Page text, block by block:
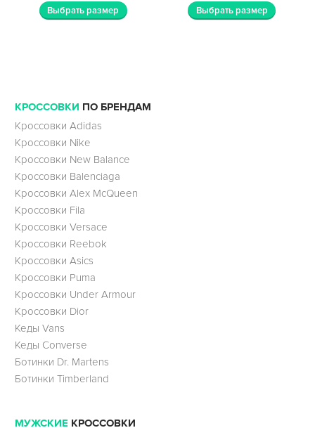
Выбрать размер Выбрать размер
КРОССОВКИ ПО БРЕНДАМ
Кроссовки Adidas
Кроссовки Nike
Кроссовки New Balance
Кроссовки Balenciaga
Кроссовки Alex McQueen
Кроссовки Fila
Кроссовки Versace
Кроссовки Reebok
Кроссовки Asics
Кроссовки Puma
Кроссовки Under Armour
Кроссовки Dior
Кеды Vans
Кеды Converse
Ботинки Dr. Martens
Ботинки Timberland
МУЖСКИЕ КРОССОВКИ